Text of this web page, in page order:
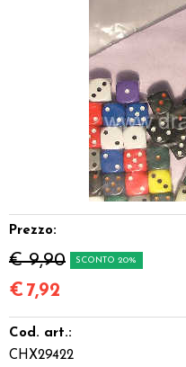
Fumetti & Romanzi
Giochi di Carte
Giocattoli e Gadget
Offerte del Dragone
Prezzo:
€ 9,90 SCONTO 20%
€ 7,92
Cod. art.:
CHX29422